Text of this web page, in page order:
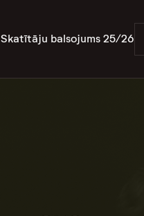
Skatītāju balsojums 25/26